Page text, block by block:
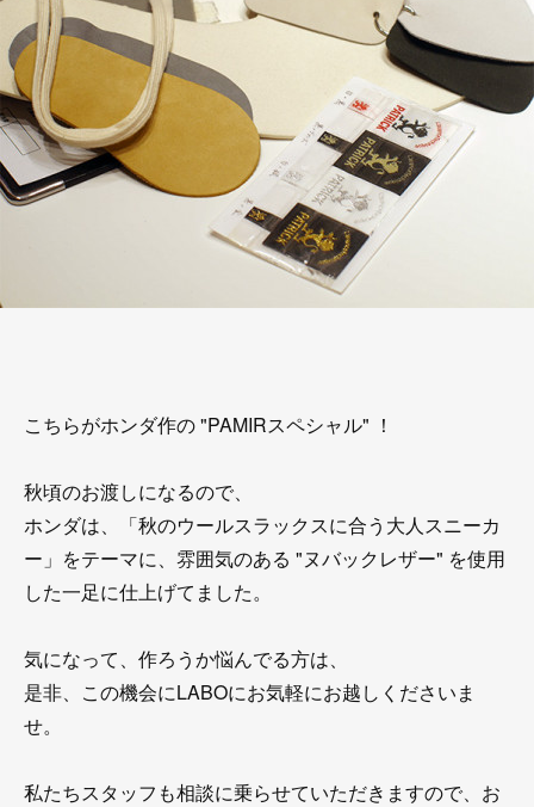
こちらがホンダ作の "PAMIRスペシャル" ！
秋頃のお渡しになるので、
ホンダは、「秋のウールスラックスに合う大人スニーカ
ー」をテーマに、雰囲気のある "ヌバックレザー" を使用
した一足に仕上げてました。
気になって、作ろうか悩んでる方は、
是非、この機会にLABOにお気軽にお越しくださいま
せ。
私たちスタッフも相談に乗らせていただきますので、お